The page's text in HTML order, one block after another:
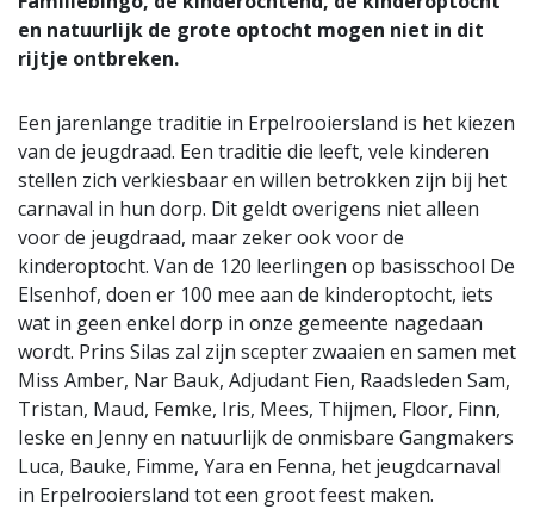
en natuurlijk de grote optocht mogen niet in dit
rijtje ontbreken.
Een jarenlange traditie in Erpelrooiersland is het kiezen
van de jeugdraad. Een traditie die leeft, vele kinderen
stellen zich verkiesbaar en willen betrokken zijn bij het
carnaval in hun dorp. Dit geldt overigens niet alleen
voor de jeugdraad, maar zeker ook voor de
kinderoptocht. Van de 120 leerlingen op basisschool De
Elsenhof, doen er 100 mee aan de kinderoptocht, iets
wat in geen enkel dorp in onze gemeente nagedaan
wordt. Prins Silas zal zijn scepter zwaaien en samen met
Miss Amber, Nar Bauk, Adjudant Fien, Raadsleden Sam,
Tristan, Maud, Femke, Iris, Mees, Thijmen, Floor, Finn,
Ieske en Jenny en natuurlijk de onmisbare Gangmakers
Luca, Bauke, Fimme, Yara en Fenna, het jeugdcarnaval
in Erpelrooiersland tot een groot feest maken.